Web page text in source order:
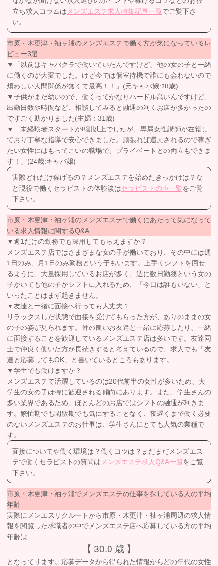
立ち求人コラムは メンズエステ求人特集記事一覧でご覧下さ
い。
市原・木更津・袖ヶ浦のメンズエステで働く方が気になっているレ
ビュー3選
▼「以前はキャバクラで働いていたんですけど、他の女の子と一緒
に働くのが大変でした。けど今では個室待機で誰にも会わないので
煩わしい人間関係が無くて最高！！」(元キャバ嬢:28歳)
▼子供がまだ幼いので、働くってかなりハードル高いんですけど、
出勤日数や時間など、相談してみると融通の利くお店が多かったの
ですごく助かりました(主婦：31歳)
▼「未経験者スタートが8割以上でしたが、専属女性講師が在籍し
ており丁寧な指導で安心できました。頑張れば還元されるので稼ぎ
たい女性にはもってこいの職場で、プライベートとの両立もできま
す！」(24歳:キャバ嬢)
実際どれだけ稼げるの？メンズエステを始めたきっかけは？な
ど現役で働くセラピストの体験談はセラピストの声一覧をご覧
下さい。
市原・木更津・袖ヶ浦のメンズエステで働くにあたって気になって
いる求人情報に関するQ&A
▼週1だけの勤務でも採用してもらえますか？
メンズエステ店ではさまざまな女の子が働いており、その中には週
1日のみ、月1日のみ勤務という子もいます。上手くシフトを回せ
るように、大量採用しているお店が多く、週に数日勤務という女の
子がいても他の子がシフトに入れるため、「今日は誰もいない」と
いったことはまず起きません。
▼友達と一緒に面接へ行っても大丈夫？
リラックスした状態で面接を受けてもらった方が、ありのままの女
の子の姿が見られます。仲の良いお友達と一緒に応募したり、一緒
に面接することを歓迎しているメンズエステ店は多いです。友達同
士で仲良く働いた方が長続きすると考えているので、求人でも「友
達と応募してもOK」と書いているところもあります。
▼学生でも働けますか？
メンズエステで活躍しているのは20代前半の女性が多いため、大
学生の女の子は特に歓迎される傾向にあります。また、学生さんの
多い業界であるため、ほとんどのお店ではシフトの融通が利きま
す。繁忙期でも閑散期でも気にすることなく、夜遅くまで働く必要
のないメンズエステのお仕事は、学生さんにとても人気の業種で
す。
面接についてや働く環境は？働くコツは？まだまだメンズエス
テで働くセラピストの質問は メンズエステ求人Q&A一覧をご覧
下さい。
市原・木更津・袖ヶ浦でメンズエステの仕事を探している人の平均
年齢
実際にメンエスリクルートから市原・木更津・袖ヶ浦周辺の求人情
報を閲覧した求職者の中でメンズエステ店へ応募している方の平均
年齢は…
【 30.0 歳 】
となってります。応募データから得られた情報からどの年代の女性